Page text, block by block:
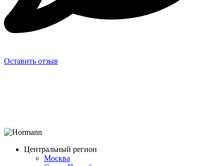
Оставить отзыв
Центральный регион
Москва